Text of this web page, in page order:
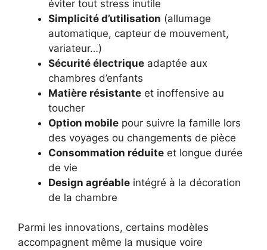
éviter tout stress inutile
Simplicité d’utilisation (allumage
automatique, capteur de mouvement,
variateur…)
Sécurité électrique adaptée aux
chambres d’enfants
Matière résistante et inoffensive au
toucher
Option mobile pour suivre la famille lors
des voyages ou changements de pièce
Consommation réduite et longue durée
de vie
Design agréable intégré à la décoration
de la chambre
Parmi les innovations, certains modèles
accompagnent même la musique voire